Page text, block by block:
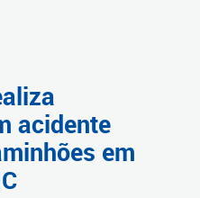
acidente
em